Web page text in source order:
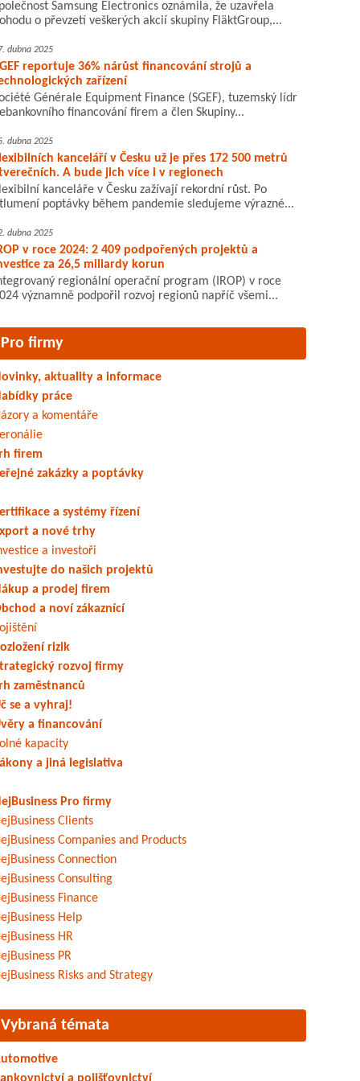
Samsung Electronics oznámila, že uzavřela
o převzetí veškerých akcií skupiny FläktGroup,...
dubna 2025
reportuje 36% nárůst financování strojů a
zařízení
Générale Equipment Finance (SGEF), tuzemský lídr
financování firem a člen Skupiny...
dubna 2025
kanceláří v Česku už je přes 172 500 metrů
A bude jich více i v regionech
kanceláře v Česku zažívají rekordní růst. Po
poptávky během pandemie sledujeme výrazné...
dubna 2025
v roce 2024: 2 409 podpořených projektů a
za 26,5 miliardy korun
regionální operační program (IROP) v roce
významně podpořil rozvoj regionů napříč všemi...
Pro firmy
aktuality a informace
práce
a komentáře
firem
zakázky a poptávky
a systémy řízení
a nové trhy
a investoři
do našich projektů
a prodej firem
a noví zákaznící
rizik
rozvoj firmy
zaměstnanců
se a vyhraj!
a financování
kapacity
a jiná legislativa
Pro firmy
Clients
Companies and Products
Connection
Consulting
Finance
Help
HR
PR
Risks and Strategy
Vybraná témata